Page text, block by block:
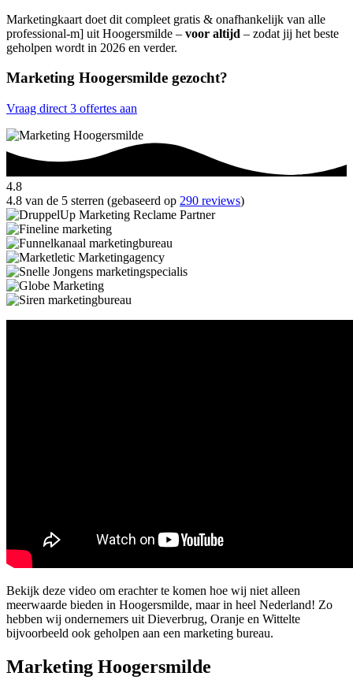
Marketingkaart doet dit compleet gratis & onafhankelijk van alle
professional-m] uit Hoogersmilde – voor altijd – zodat jij het beste
geholpen wordt in 2026 en verder.
Marketing Hoogersmilde gezocht?
Vraag direct 3 offertes aan
4.8
4.8 van de 5 sterren (gebaseerd op 290 reviews)
Bekijk deze video om erachter te komen hoe wij niet alleen
meerwaarde bieden in Hoogersmilde, maar in heel Nederland! Zo
hebben wij ondernemers uit Dieverbrug, Oranje en Wittelte
bijvoorbeeld ook geholpen aan een marketing bureau.
Marketing Hoogersmilde